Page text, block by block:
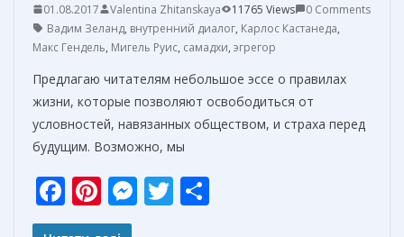
01.08.2017 Valentina Zhitanskaya 11765 Views
0 Comments
Вадим Зеланд, внутренний диалог, Карлос Кастанеда,
Макс Гендель, Мигель Руис, самадхи, эгрегор
Предлагаю читателям небольшое эссе о правилах
жизни, которые позволяют освободиться от
условностей, навязанных обществом, и страха перед
будущим. Возможно, мы
F
ac
Pi
nt
M
e
T
w